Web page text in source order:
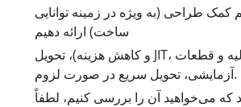
کمک طراحی (به ویژه در زمینه توانایی
ساخت) ارائه دهیم
و کاهش هزینه)، تحویل JIT، نمونه اولیه و قطعات
آزمایشی، تحویل سریع در صورت لزوم.
که می‌خواهید آن را بررسی کنیم، لطفاً